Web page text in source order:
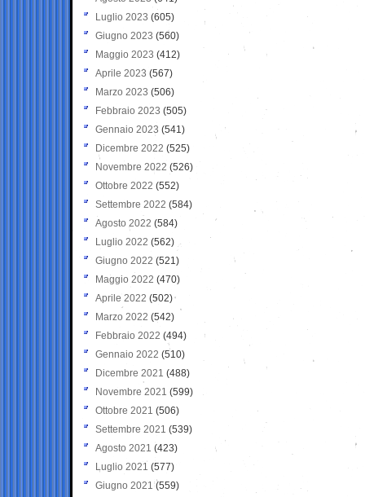
Luglio 2023 (605)
Giugno 2023 (560)
Maggio 2023 (412)
Aprile 2023 (567)
Marzo 2023 (506)
Febbraio 2023 (505)
Gennaio 2023 (541)
Dicembre 2022 (525)
Novembre 2022 (526)
Ottobre 2022 (552)
Settembre 2022 (584)
Agosto 2022 (584)
Luglio 2022 (562)
Giugno 2022 (521)
Maggio 2022 (470)
Aprile 2022 (502)
Marzo 2022 (542)
Febbraio 2022 (494)
Gennaio 2022 (510)
Dicembre 2021 (488)
Novembre 2021 (599)
Ottobre 2021 (506)
Settembre 2021 (539)
Agosto 2021 (423)
Luglio 2021 (577)
Giugno 2021(559)